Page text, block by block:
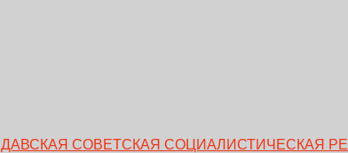
СОВЕТСКАЯ СОЦИАЛИСТИЧЕСКАЯ